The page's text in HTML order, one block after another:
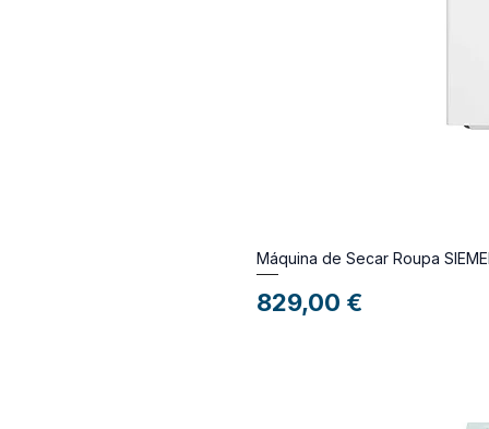
Máquina de Secar Roupa
Preço
829,00 €